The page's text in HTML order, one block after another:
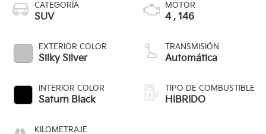
CATEGORÍA
SUV
EXTERIOR COLOR
Silky Silver
INTERIOR COLOR
Saturn Black
KILOMETRAJE
MOTOR
4 , 146
TRANSMISIÓN
Automática
TIPO DE COMBUSTIBLE
HIBRIDO